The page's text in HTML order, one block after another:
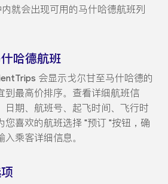
就会出现可用的马什哈德航班列
哈德航班
会显示戈尔甘至马什哈德的
到最高价排序。查看详细航班信
日期、航班号、起飞时间、飞行时
您喜欢的航班选择 "预订 "按钮，确
乘客详细信息。